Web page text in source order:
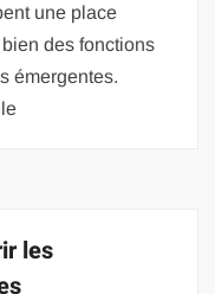
une place
des fonctions
émergentes.
les